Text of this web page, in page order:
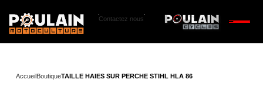
Contactez nous
AccueilBoutiqueTAILLE HAIES SUR PERCHE STIHL HLA 86